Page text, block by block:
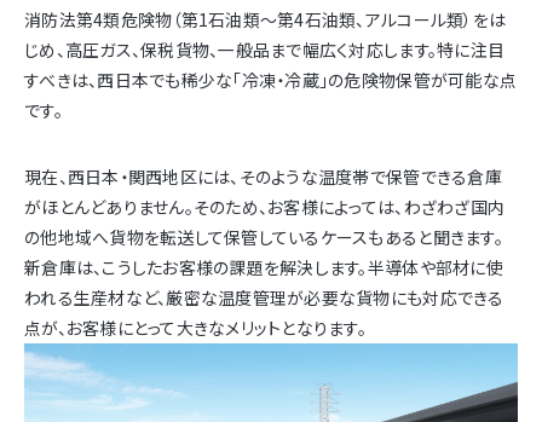
消防法第4類危険物（第1石油類～第4石油類、アルコール類）をは
じめ、高圧ガス、保税貨物、一般品まで幅広く対応します。特に注目
すべきは、西日本でも稀少な「冷凍・冷蔵」の危険物保管が可能な点
です。
現在、西日本・関西地区には、そのような温度帯で保管できる倉庫
がほとんどありません。そのため、お客様によっては、わざわざ国内
の他地域へ貨物を転送して保管しているケースもあると聞きます。
新倉庫は、こうしたお客様の課題を解決します。半導体や部材に使
われる生産材など、厳密な温度管理が必要な貨物にも対応できる
点が、お客様にとって大きなメリットとなります。